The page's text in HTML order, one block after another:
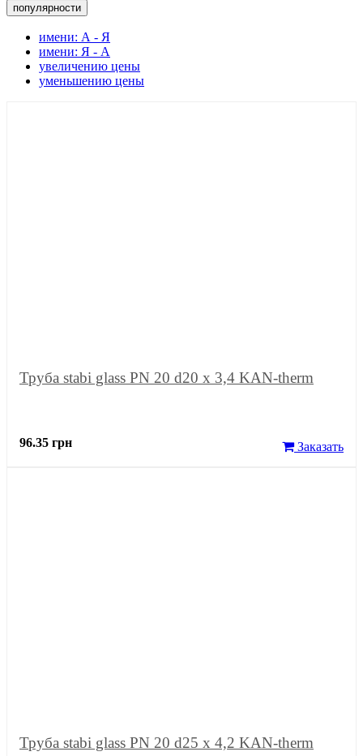
популярности
имени: А - Я
имени: Я - А
увеличению цены
уменьшению цены
Труба stabi glass PN 20 d20 х 3,4 KAN-therm
96.35 грн Заказать
Труба stabi glass PN 20 d25 х 4,2 KAN-therm